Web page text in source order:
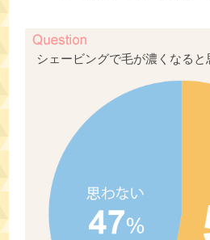
シェービングで毛が濃くなると